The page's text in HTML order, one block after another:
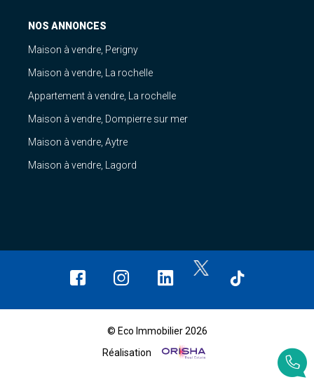
NOS ANNONCES
Maison à vendre, Perigny
Maison à vendre, La rochelle
Appartement à vendre, La rochelle
Maison à vendre, Dompierre sur mer
Maison à vendre, Aytre
Maison à vendre, Lagord
© Eco Immobilier 2026
Réalisation